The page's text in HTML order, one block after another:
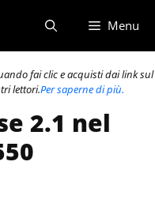
Menu
fai clic e acquisti dai link sul
lettori.Per saperne di più.
2.1 nel